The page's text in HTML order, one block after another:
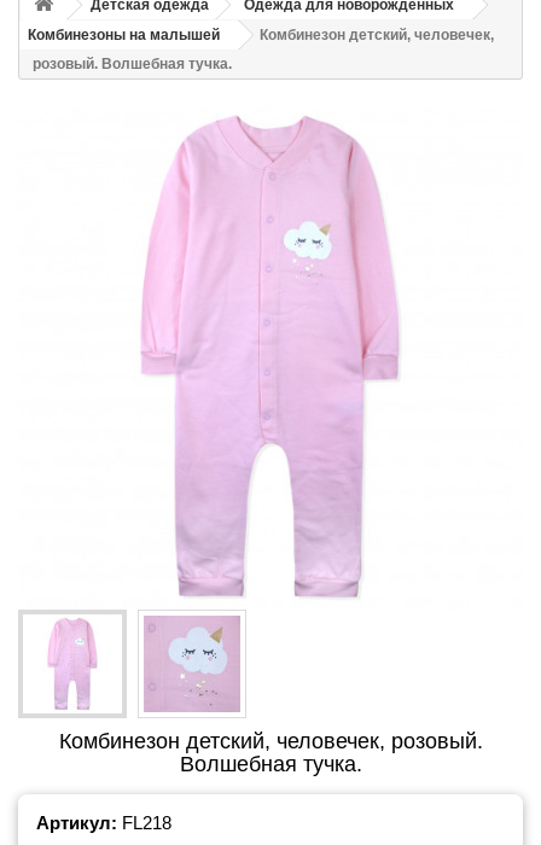
Детская одежда
Одежда для новорожденных
Комбинезоны на малышей
Комбинезон детский, человечек,
розовый. Волшебная тучка.
Комбинезон детский, человечек, розовый.
Волшебная тучка.
Артикул: FL218